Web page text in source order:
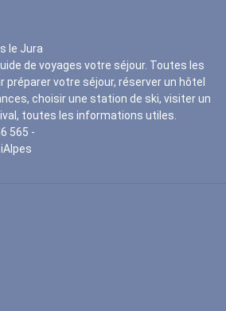
le Jura
de voyages votre séjour. Toutes les
votre séjour, réserver un hôtel
choisir une station de ski, visiter un
toutes les informations utiles.
565 -